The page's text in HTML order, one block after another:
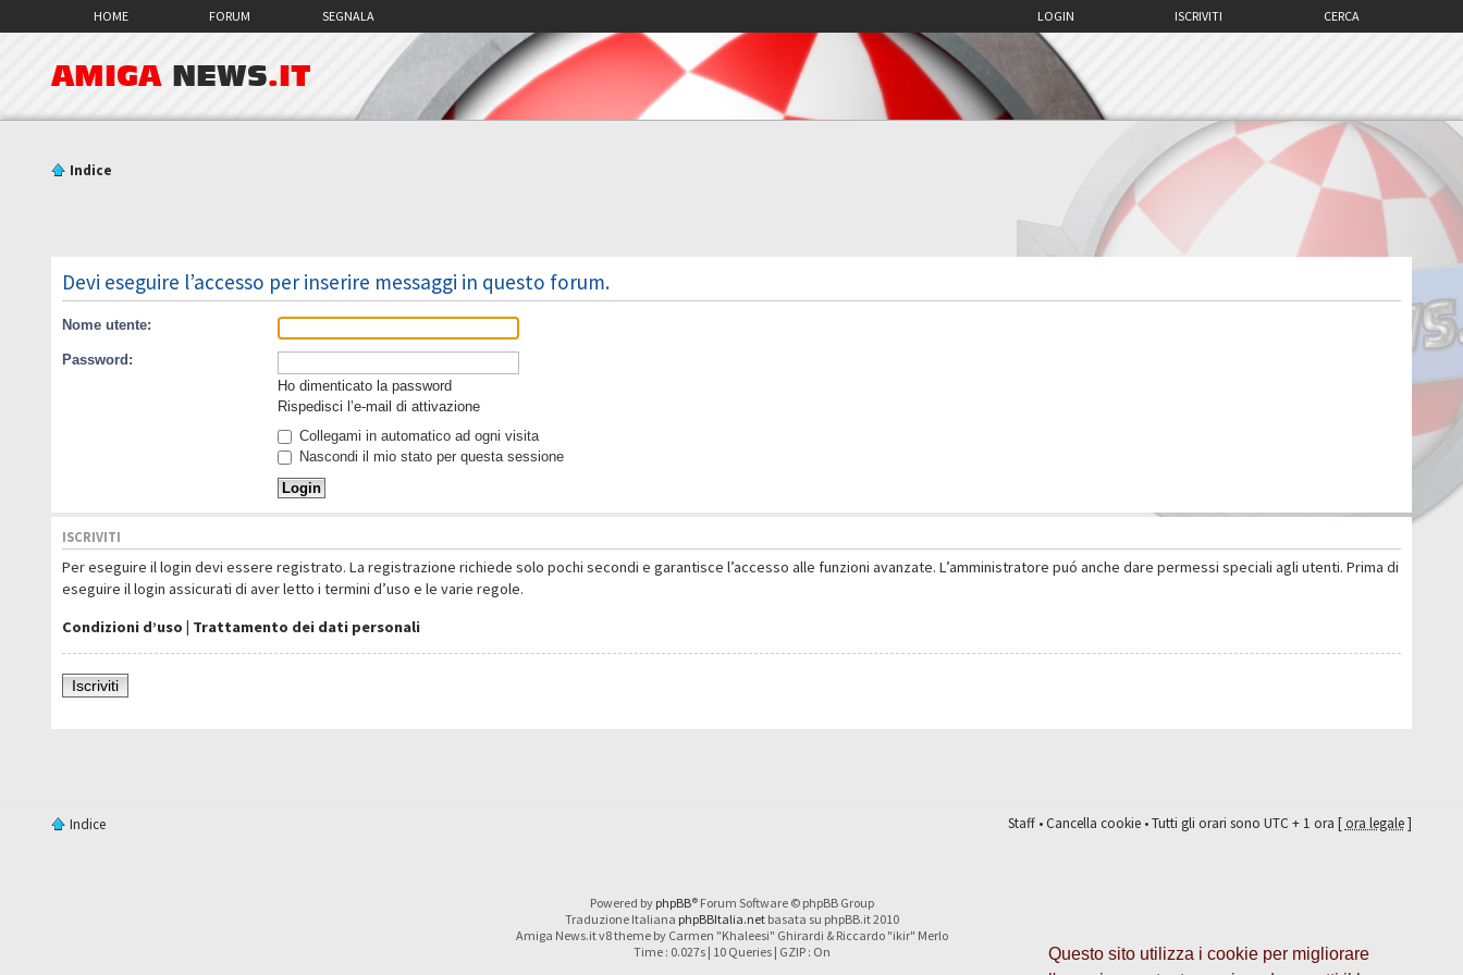
Questo sito utilizza i cookie per migliorare
HOME FORUM SEGNALA CERCA
ISCRIVITI
LOGIN
AMIGA NEWS.IT
Indice
Devi eseguire l’accesso per inserire messaggi in questo forum.
Nome utente:
Password:
Ho dimenticato la password
Rispedisci l’e-mail di attivazione
Collegami in automatico ad ogni visita
Nascondi il mio stato per questa sessione
ISCRIVITI
Per eseguire il login devi essere registrato. La registrazione richiede solo pochi secondi e garantisce l’accesso alle funzioni avanzate. L’amministratore puó anche dare permessi speciali agli utenti. Prima di
eseguire il login assicurati di aver letto i termini d’uso e le varie regole.
Condizioni d’uso | Trattamento dei dati personali
Iscriviti
Indice Staff•Cancella cookie• Tutti gli orari sono UTC + 1 ora [ora legale]
Powered by phpBB® Forum Software © phpBB Group
Traduzione Italiana phpBBItalia.netbasata su phpBB.it 2010
Amiga News.it v8 theme by Carmen "Khaleesi" Ghirardi & Riccardo "ikir" Merlo
Time : 0.027s | 10 Queries | GZIP : On